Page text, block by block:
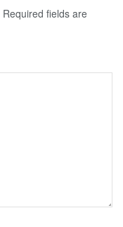
Required fields are